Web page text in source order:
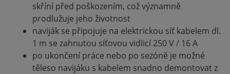
skříní před poškozením, což významně
prodlužuje jeho životnost
naviják se připojuje na elektrickou síť kabelem dl.
1 m se zahnutou síťovou vidlicí 250 V / 16 A
po ukončení práce nebo po sezóně je možné
těleso navijáku s kabelem snadno demontovat z